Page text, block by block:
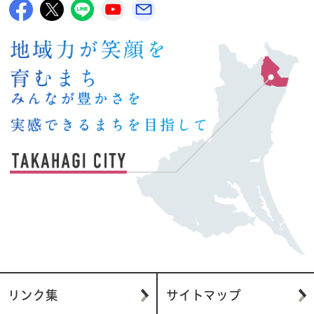
高萩市公式Facebook
高萩市公式X
高萩市公式LINE
高萩市YouTube公式チャンネル
リンク集 サイトマップ